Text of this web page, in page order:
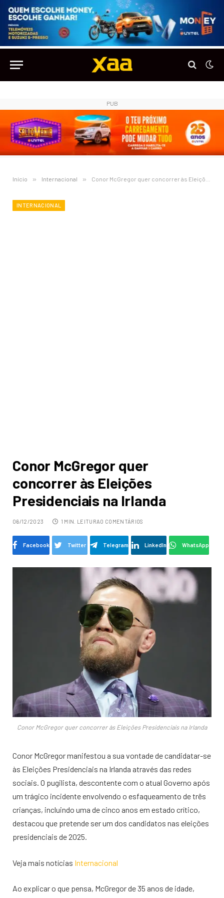
PUB
Início » Internacional » Conor McGregor quer concorrer às Eleições Presidenciais na Irlanda
INTERNACIONAL
Conor McGregor quer
concorrer às Eleições
Presidenciais na Irlanda
06/12/2023 1 MIN. LEITURA0 COMENTÁRIOS
Facebook Twitter Telegram LinkedIn WhatsApp
Conor McGregor quer concorrer às Eleições Presidenciais na Irlanda
Conor McGregor manifestou a sua vontade de candidatar-se
às Eleições Presidenciais na Irlanda através das redes
sociais. O pugilista, descontente com o atual Governo após
um trágico incidente envolvendo o esfaqueamento de três
crianças, incluindo uma de cinco anos em estado crítico,
destacou que pretende ser um dos candidatos nas eleições
presidenciais de 2025.
Veja mais notícias Internacional
Ao explicar o que pensa, McGregor de 35 anos de idade,